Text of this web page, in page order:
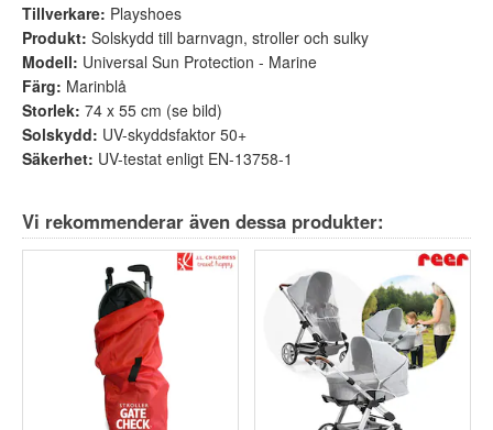
Tillverkare: Playshoes
Produkt: Solskydd till barnvagn, stroller och sulky
Modell: Universal Sun Protection - Marine
Färg: Marinblå
Storlek: 74 x 55 cm (se bild)
Solskydd: UV-skyddsfaktor 50+
Säkerhet: UV-testat enligt EN-13758-1
Vi rekommenderar även dessa produkter: